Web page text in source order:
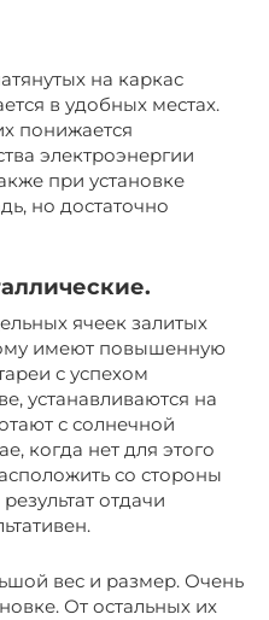
на каркас
в удобных местах.
понижается
электроэнергии
при установке
но достаточно
ячеек залитых
имеют повышенную
с успехом
устанавливаются на
с солнечной
когда нет для этого
со стороны
отдачи
вес и размер. Очень
От остальных их